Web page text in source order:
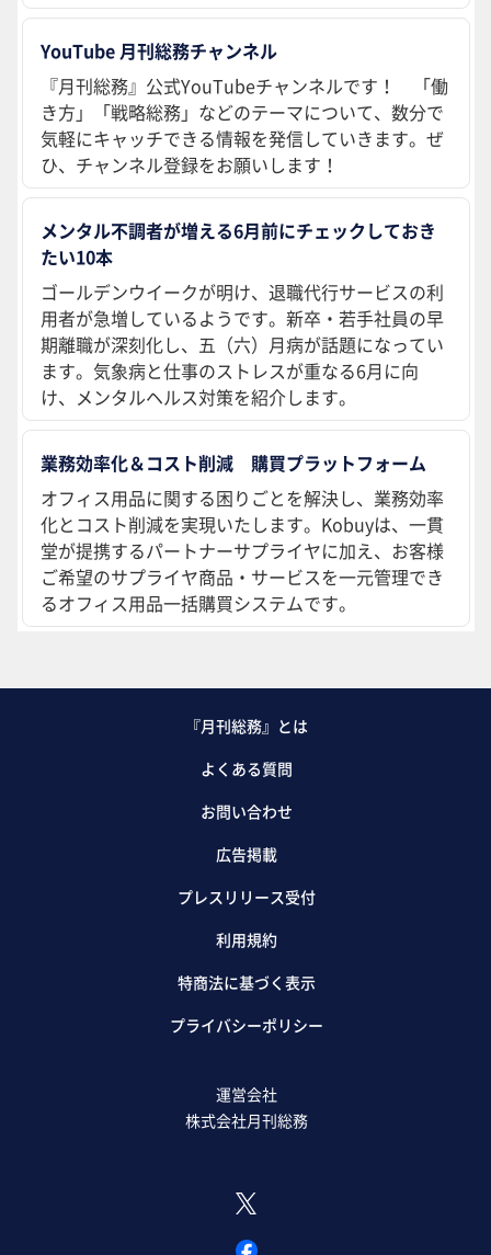
YouTube 月刊総務チャンネル
『月刊総務』公式YouTubeチャンネルです！ 「働
き方」「戦略総務」などのテーマについて、数分で
気軽にキャッチできる情報を発信していきます。ぜ
ひ、チャンネル登録をお願いします！
メンタル不調者が増える6月前にチェックしておき
たい10本
ゴールデンウイークが明け、退職代行サービスの利
用者が急増しているようです。新卒・若手社員の早
期離職が深刻化し、五（六）月病が話題になってい
ます。気象病と仕事のストレスが重なる6月に向
け、メンタルヘルス対策を紹介します。
業務効率化＆コスト削減 購買プラットフォーム
オフィス用品に関する困りごとを解決し、業務効率
化とコスト削減を実現いたします。Kobuyは、一貫
堂が提携するパートナーサプライヤに加え、お客様
ご希望のサプライヤ商品・サービスを一元管理でき
るオフィス用品一括購買システムです。
『月刊総務』とは
よくある質問
お問い合わせ
広告掲載
プレスリリース受付
利用規約
特商法に基づく表示
プライバシーポリシー
運営会社
株式会社月刊総務